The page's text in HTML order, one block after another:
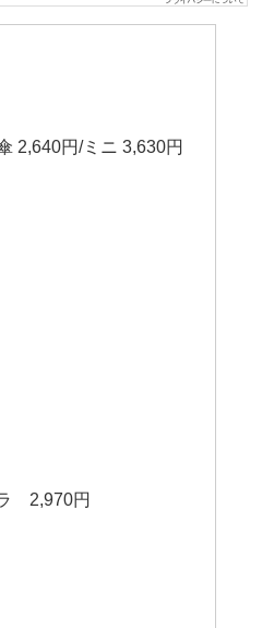
2,640円/ミニ 3,630円
2,970円